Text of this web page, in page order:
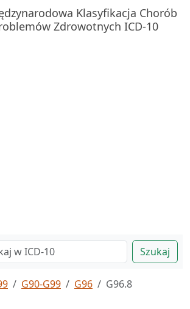
Klasyfikacja Chorób
Zdrowotnych ICD-10
Szukaj
G90-G99 G96 G96.8